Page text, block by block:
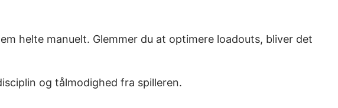
helte manuelt. Glemmer du at optimere loadouts, bliver det
og tålmodighed fra spilleren.